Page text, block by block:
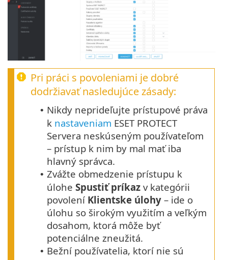
Pri práci s povoleniami je dobré
dodržiavať nasledujúce zásady:
• Nikdy neprideľujte prístupové práva
k nastaveniam ESET PROTECT
Servera neskúseným používateľom
– prístup k nim by mal mať iba
hlavný správca.
• Zvážte obmedzenie prístupu k
úlohe Spustiť príkaz v kategórii
povolení Klientske úlohy – ide o
úlohu so širokým využitím a veľkým
dosahom, ktorá môže byť
potenciálne zneužitá.
• Bežní používatelia, ktorí nie sú